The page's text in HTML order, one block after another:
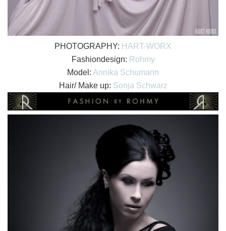
PHOTOGRAPHY: HART-WORX
Fashiondesign: Rohmy
Model: Annika Schumann
Hair/ Make up: Sonja Schwarz